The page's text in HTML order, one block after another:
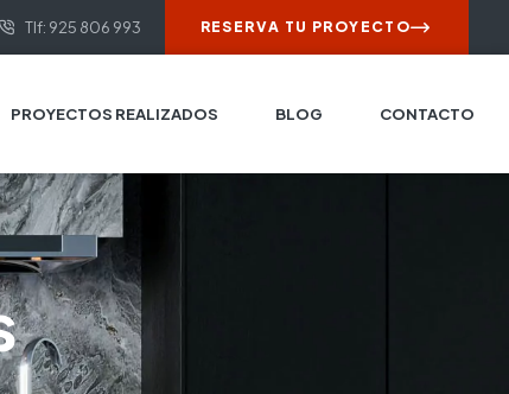
Tlf: 925 806 993 RESERVA TU PROYECTO
PROYECTOS REALIZADOS BLOG CONTACTO